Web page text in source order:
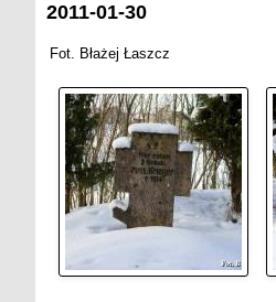
2011-01-30
Fot. Błażej Łaszcz